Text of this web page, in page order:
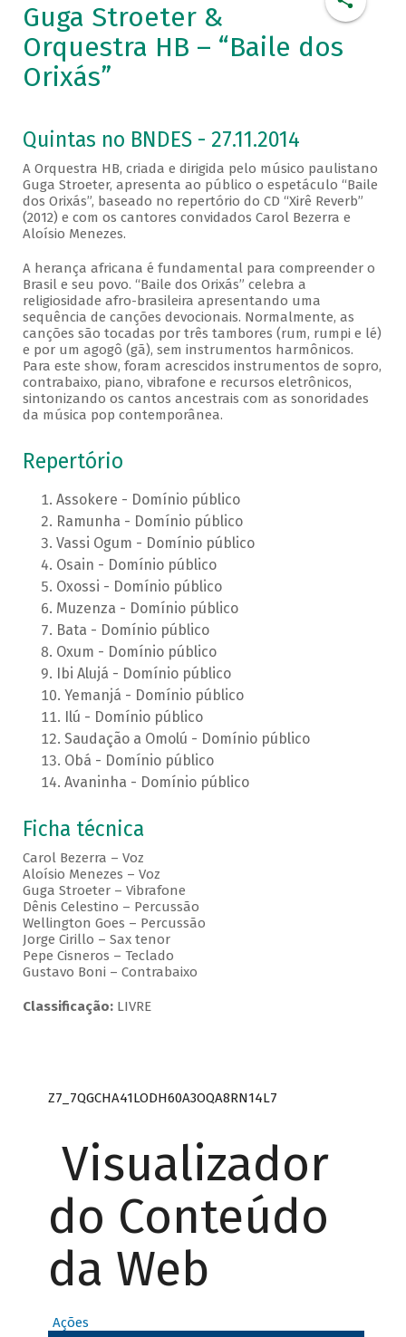
Guga Stroeter &
Orquestra HB – “Baile dos
Orixás”
Quintas no BNDES - 27.11.2014
A Orquestra HB, criada e dirigida pelo músico paulistano
Guga Stroeter, apresenta ao público o espetáculo “Baile
dos Orixás”, baseado no repertório do CD “Xirê Reverb”
(2012) e com os cantores convidados Carol Bezerra e
Aloísio Menezes.
A herança africana é fundamental para compreender o
Brasil e seu povo. “Baile dos Orixás” celebra a
religiosidade afro-brasileira apresentando uma
sequência de canções devocionais. Normalmente, as
canções são tocadas por três tambores (rum, rumpi e lé)
e por um agogô (gã), sem instrumentos harmônicos.
Para este show, foram acrescidos instrumentos de sopro,
contrabaixo, piano, vibrafone e recursos eletrônicos,
sintonizando os cantos ancestrais com as sonoridades
da música pop contemporânea.
Repertório
Assokere - Domínio público
Ramunha - Domínio público
Vassi Ogum - Domínio público
Osain - Domínio público
Oxossi - Domínio público
Muzenza - Domínio público
Bata - Domínio público
Oxum - Domínio público
Ibi Alujá - Domínio público
Yemanjá - Domínio público
Ilú - Domínio público
Saudação a Omolú - Domínio público
Obá - Domínio público
Avaninha - Domínio público
Ficha técnica
Carol Bezerra – Voz
Aloísio Menezes – Voz
Guga Stroeter – Vibrafone
Dênis Celestino – Percussão
Wellington Goes – Percussão
Jorge Cirillo – Sax tenor
Pepe Cisneros – Teclado
Gustavo Boni – Contrabaixo
Classificação:LIVRE
Z7_7QGCHA41LODH60A3OQA8RN14L7
Visualizador
do Conteúdo
da Web
Ações